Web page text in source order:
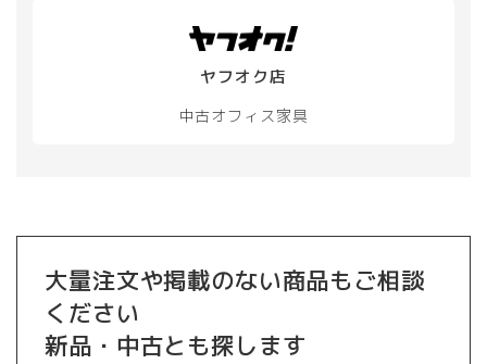
ヤフオク店
中古オフィス家具
大量注文や掲載のない商品もご相談
ください
新品・中古とも探します